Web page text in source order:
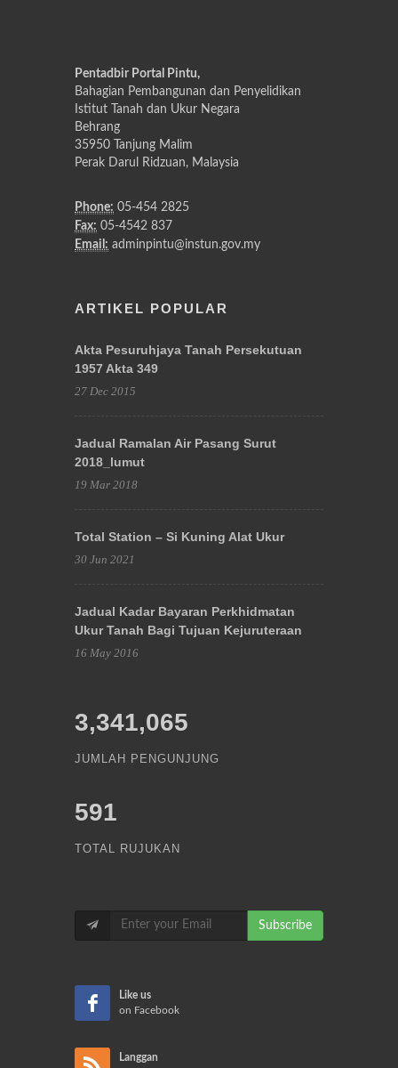
Pentadbir Portal Pintu,
Bahagian Pembangunan dan Penyelidikan
Istitut Tanah dan Ukur Negara
Behrang
35950 Tanjung Malim
Perak Darul Ridzuan, Malaysia
Phone: 05-454 2825
Fax: 05-4542 837
Email: adminpintu@instun.gov.my
ARTIKEL POPULAR
Akta Pesuruhjaya Tanah Persekutuan
1957 Akta 349
27 Dec 2015
Jadual Ramalan Air Pasang Surut
2018_lumut
19 Mar 2018
Total Station – Si Kuning Alat Ukur
30 Jun 2021
Jadual Kadar Bayaran Perkhidmatan
Ukur Tanah Bagi Tujuan Kejuruteraan
16 May 2016
3,341,065
JUMLAH PENGUNJUNG
591
TOTAL RUJUKAN
Subscribe
Like us
on Facebook
Langgan